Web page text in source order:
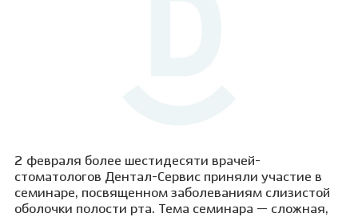
2 февраля более шестидесяти врачей-
стоматологов Дентал-Сервис приняли участие в
семинаре, посвященном заболеваниям слизистой
оболочки полости рта. Тема семинара — сложная,